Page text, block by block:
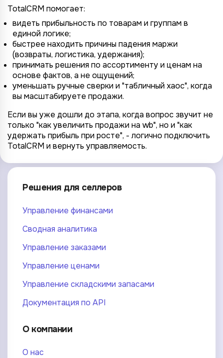
TotalCRM помогает:
видеть прибыльность по товарам и группам в
единой логике;
быстрее находить причины падения маржи
(возвраты, логистика, удержания);
принимать решения по ассортименту и ценам на
основе фактов, а не ощущений;
уменьшать ручные сверки и "табличный хаос", когда
вы масштабируете продажи.
Если вы уже дошли до этапа, когда вопрос звучит не
только "как увеличить продажи на wb", но и "как
удержать прибыль при росте", - логично подключить
TotalCRM и вернуть управляемость.
Решения для селлеров
Управление финансами
Сводная аналитика
Управление заказами
Управление ценами
Управление складскими запасами
Документация по API
О компании
О нас